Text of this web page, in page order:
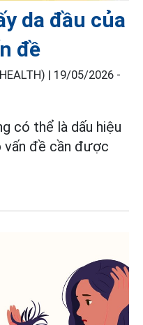
da đầu của
đề
| 19/05/2026 -
có thể là dấu hiệu
vấn đề cần được